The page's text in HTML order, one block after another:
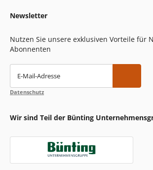
Newsletter
Nutzen Sie unsere exklusiven Vorteile für
Abonnenten
E-Mail-Adresse
Datenschutz
Wir sind Teil der Bünting